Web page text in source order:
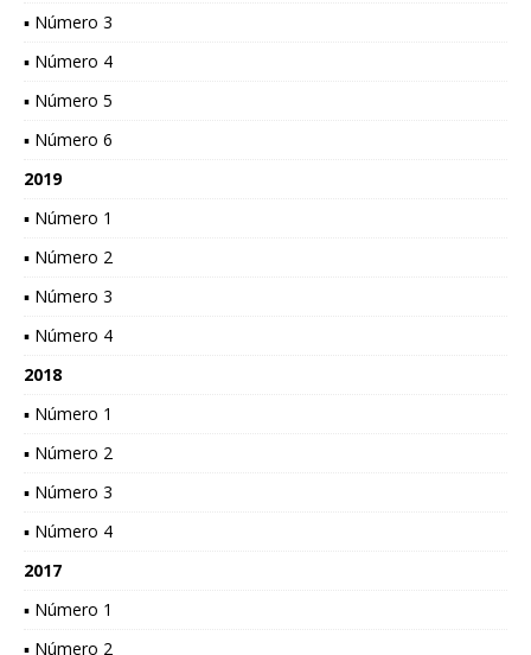
▪ Número 3
▪ Número 4
▪ Número 5
▪ Número 6
2019
▪ Número 1
▪ Número 2
▪ Número 3
▪ Número 4
2018
▪ Número 1
▪ Número 2
▪ Número 3
▪ Número 4
2017
▪ Número 1
▪ Número 2